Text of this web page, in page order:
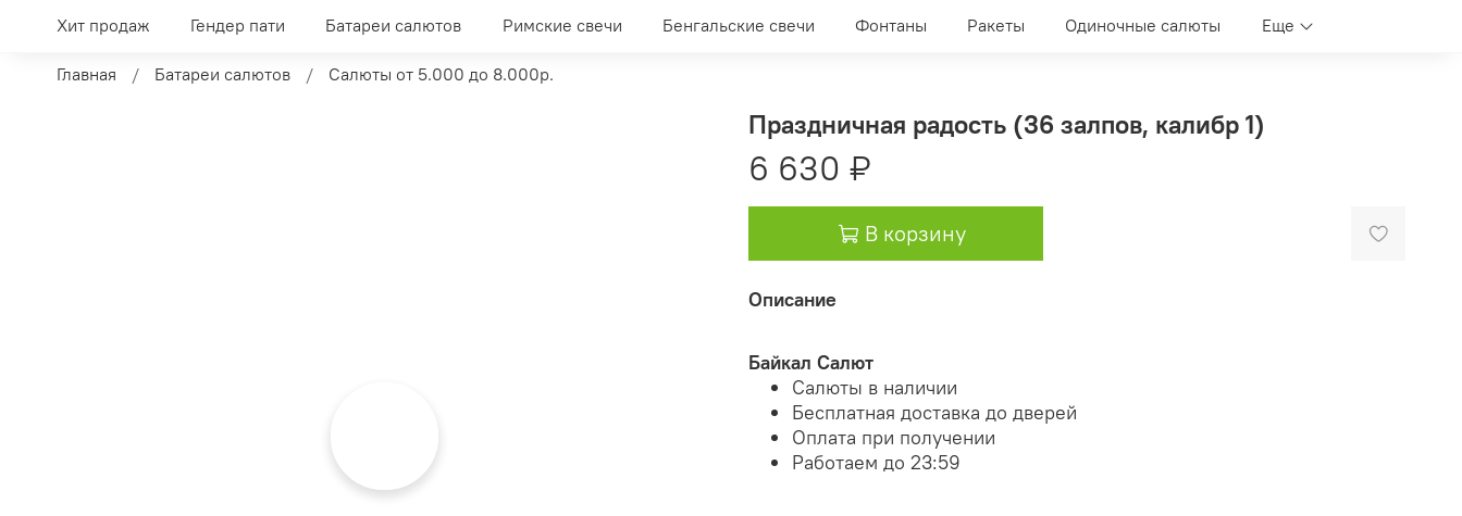
Хит продаж Гендер пати Батареи салютов Римские свечи Бенгальские свечи Фонтаны Ракеты Одиночные салюты Еще
Главная Батареи салютов Салюты от 5.000 до 8.000р.
Праздничная радость (36 залпов, калибр 1)
6 630 ₽
В корзину
Описание
Байкал Салют
Салюты в наличии
Бесплатная доставка до дверей
Оплата при получении
Работаем до 23:59